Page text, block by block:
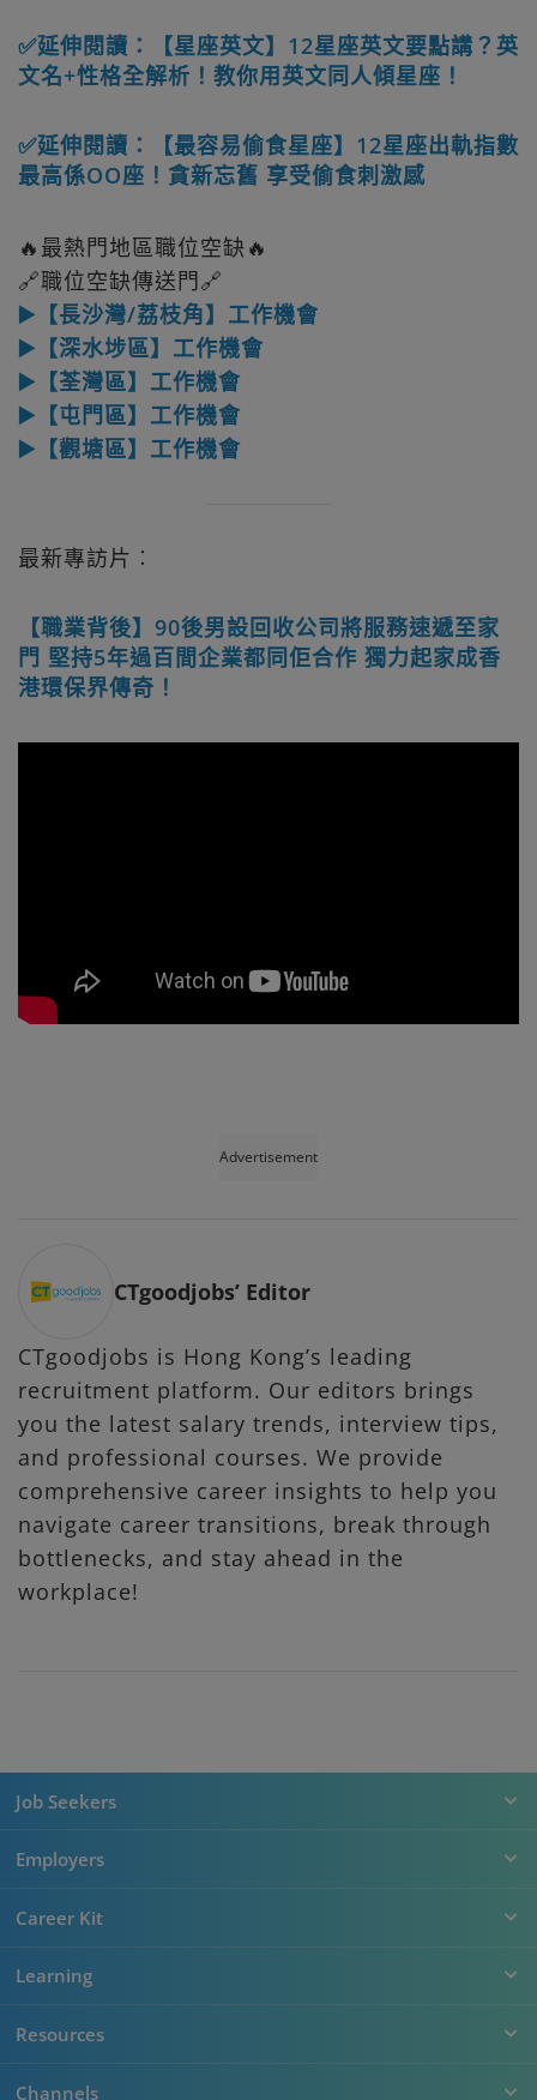
✅延伸閱讀：【星座英文】12星座英文要點講？英
文名+性格全解析！教你用英文同人傾星座！
✅延伸閱讀：【最容易偷食星座】12星座出軌指數
最高係OO座！貪新忘舊 享受偷食刺激感
🔥最熱門地區職位空缺🔥
🔗職位空缺傳送門🔗
▶️【長沙灣/荔枝角】工作機會
▶️【深水埗區】工作機會
▶️【荃灣區】工作機會
▶️【屯門區】工作機會
▶️【觀塘區】工作機會
最新專訪片︰
【職業背後】90後男設回收公司將服務速遞至家
門 堅持5年過百間企業都同佢合作 獨力起家成香
港環保界傳奇！
Advertisement
CTgoodjobs’ Editor
CTgoodjobs is Hong Kong’s leading
recruitment platform. Our editors brings
you the latest salary trends, interview tips,
and professional courses. We provide
comprehensive career insights to help you
navigate career transitions, break through
bottlenecks, and stay ahead in the
workplace!
Job Seekers
Employers
Career Kit
Learning
Resources
Channels